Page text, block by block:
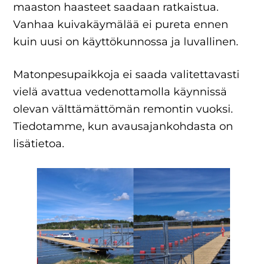
maaston haasteet saadaan ratkaistua.
Vanhaa kuivakäymälää ei pureta ennen
kuin uusi on käyttökunnossa ja luvallinen.
Matonpesupaikkoja ei saada valitettavasti
vielä avattua vedenottamolla käynnissä
olevan välttämättömän remontin vuoksi.
Tiedotamme, kun avausajankohdasta on
lisätietoa.